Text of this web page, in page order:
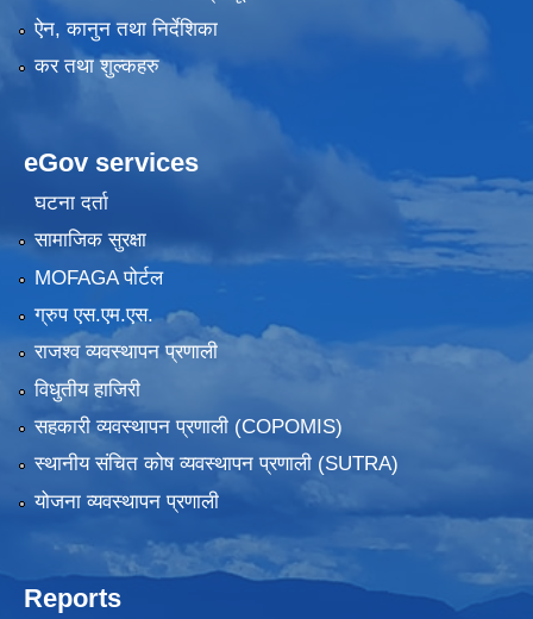
ऐन, कानुन तथा निर्देशिका
कर तथा शुल्कहरु
eGov services
घटना दर्ता
सामाजिक सुरक्षा
MOFAGA पोर्टल
ग्रुप एस.एम.एस.
राजश्व व्यवस्थापन प्रणाली
विधुतीय हाजिरी
सहकारी व्यवस्थापन प्रणाली (COPOMIS)
स्थानीय संचित कोष व्यवस्थापन प्रणाली (SUTRA)
योजना व्यवस्थापन प्रणाली
Reports